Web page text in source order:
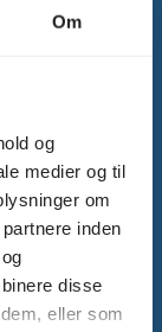
Om
og
medier og til
om
inden
disse
eller som